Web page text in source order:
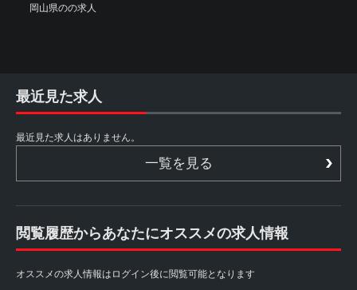
岡山県のの求人
最近見た求人
最近見た求人はありません。
一覧を見る
閲覧履歴からあなたにオススメの求人情報
オススメの求人情報はログイン後に閲覧可能となります